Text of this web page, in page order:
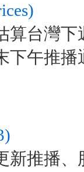
算台灣
下午推
新推播